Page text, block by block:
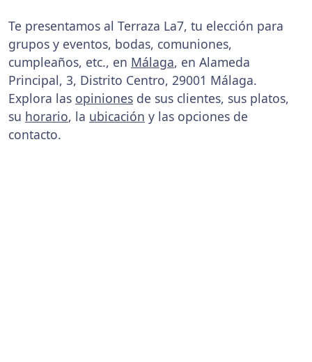
Te presentamos al Terraza La7, tu elección para
grupos y eventos, bodas, comuniones,
cumpleaños, etc., en Málaga, en Alameda
Principal, 3, Distrito Centro, 29001 Málaga.
Explora las opiniones de sus clientes, sus platos,
su horario, la ubicación y las opciones de
contacto.